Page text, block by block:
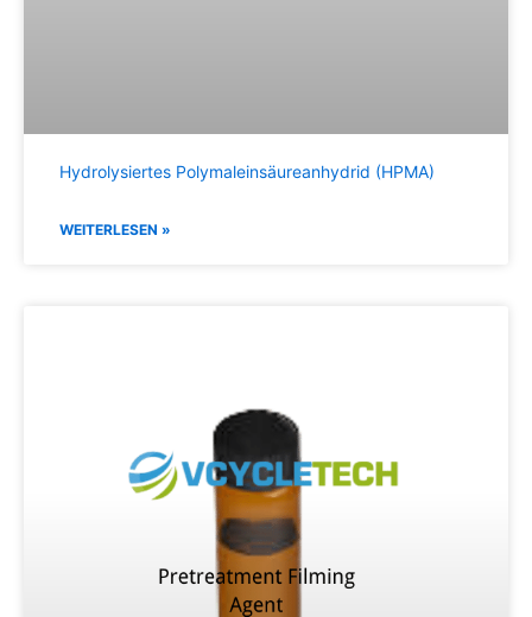
Hydrolysiertes Polymaleinsäureanhydrid (HPMA)
WEITERLESEN »